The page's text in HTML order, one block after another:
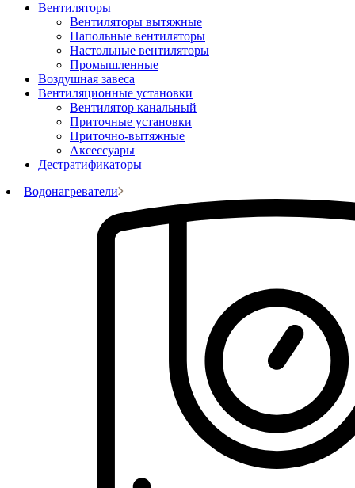
Вентиляторы
Вентиляторы вытяжные
Напольные вентиляторы
Настольные вентиляторы
Промышленные
Воздушная завеса
Вентиляционные установки
Вентилятор канальный
Приточные установки
Приточно-вытяжные
Аксессуары
Дестратификаторы
Водонагреватели